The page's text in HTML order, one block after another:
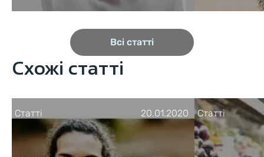
Всі статті
Схожі статті
Статті 20.01.2020 Статті